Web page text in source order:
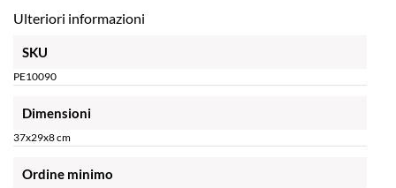
Ulteriori informazioni
SKU
PE10090
Dimensioni
37x29x8 cm
Ordine minimo